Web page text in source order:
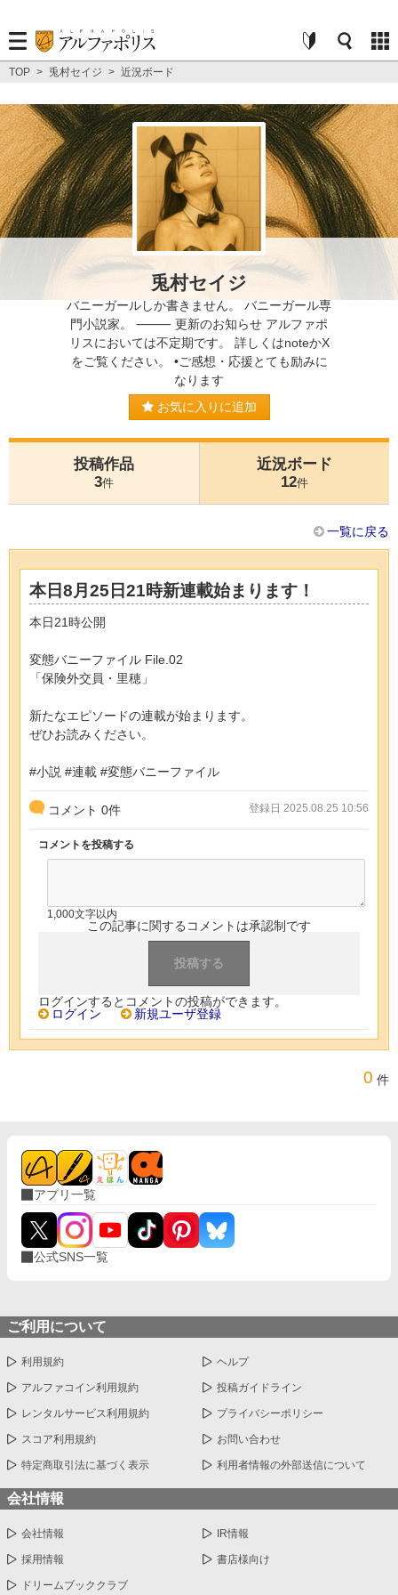
TOP > 兎村セイジ > 近況ボード
兎村セイジ
バニーガールしか書きません。 バニーガール専
門小説家。 ⸻ 更新のお知らせ アルファポ
リスにおいては不定期です。 詳しくはnoteかX
をご覧ください。 •ご感想・応援とても励みに
なります
お気に入りに追加
投稿作品
3件
近況ボード
12件
一覧に戻る
本日8月25日21時新連載始まります！
本日21時公開
変態バニーファイル File.02
「保険外交員・里穂」
新たなエピソードの連載が始まります。
ぜひお読みください。
#小説 #連載 #変態バニーファイル
コメント 0件 登録日 2025.08.25 10:56
コメントを投稿する
1,000文字以内
この記事に関するコメントは承認制です
ログインするとコメントの投稿ができます。
ログイン
新規ユーザ登録
0 件
アプリ一覧
公式SNS一覧
ご利用について
利用規約 ヘルプ
アルファコイン利用規約 投稿ガイドライン
レンタルサービス利用規約 プライバシーポリシー
スコア利用規約 お問い合わせ
特定商取引法に基づく表示 利用者情報の外部送信について
会社情報
会社情報 IR情報
採用情報 書店様向け
ドリームブッククラブ